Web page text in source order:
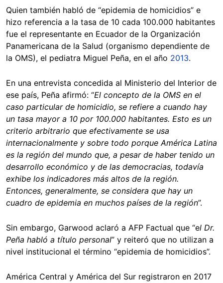
Quien también habló de “epidemia de homicidios” e
hizo referencia a la tasa de 10 cada 100.000 habitantes
fue el representante en Ecuador de la Organización
Panamericana de la Salud (organismo dependiente de
la OMS), el pediatra Miguel Peña, en el año 2013.
En una entrevista concedida al Ministerio del Interior de
ese país, Peña afirmó: “El concepto de la OMS en el
caso particular de homicidio, se refiere a cuando hay
un tasa mayor a 10 por 100.000 habitantes. Esto es un
criterio arbitrario que efectivamente se usa
internacionalmente y sobre todo porque América Latina
es la región del mundo que, a pesar de haber tenido un
desarrollo económico y de las democracias, todavía
exhibe los indicadores más altos de la región.
Entonces, generalmente, se considera que hay un
cuadro de epidemia en muchos países de la región”.
Sin embargo, Garwood aclaró a AFP Factual que “el Dr.
Peña habló a título personal” y reiteró que no utilizan a
nivel institucional el término “epidemia de homicidios”.
América Central y América del Sur registraron en 2017